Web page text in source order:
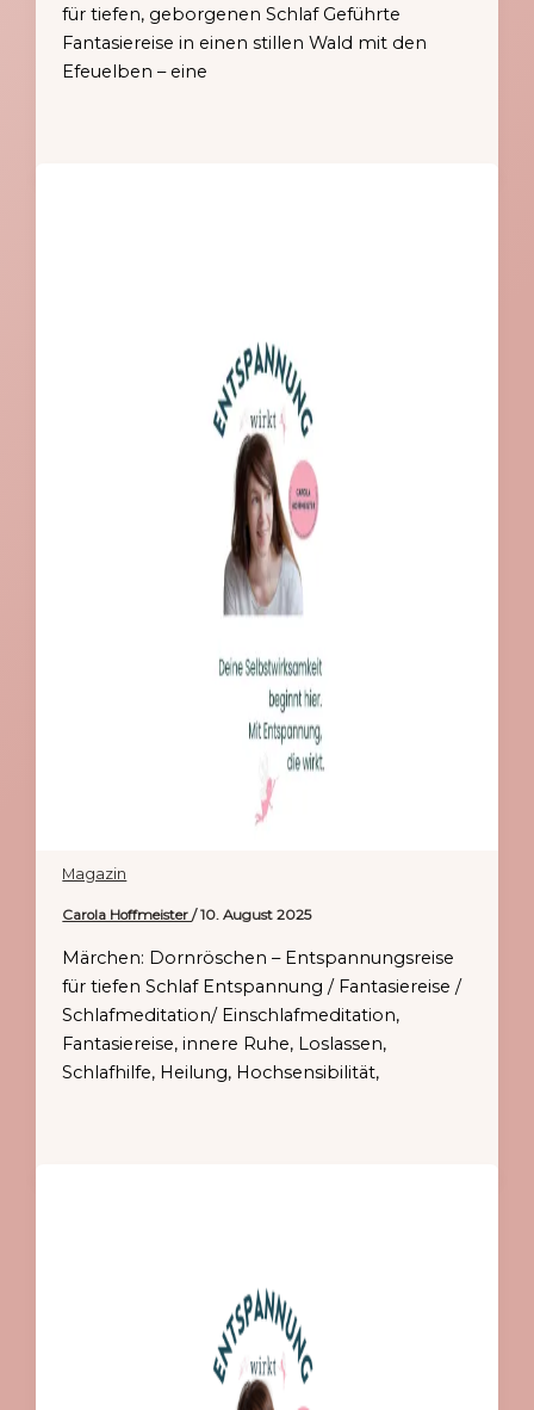
für tiefen, geborgenen Schlaf Geführte
Fantasiereise in einen stillen Wald mit den
Efeuelben – eine
Magazin
Carola Hoffmeister/10. August 2025
Märchen: Dornröschen – Entspannungsreise
für tiefen Schlaf Entspannung / Fantasiereise /
Schlafmeditation/ Einschlafmeditation,
Fantasiereise, innere Ruhe, Loslassen,
Schlafhilfe, Heilung, Hochsensibilität,